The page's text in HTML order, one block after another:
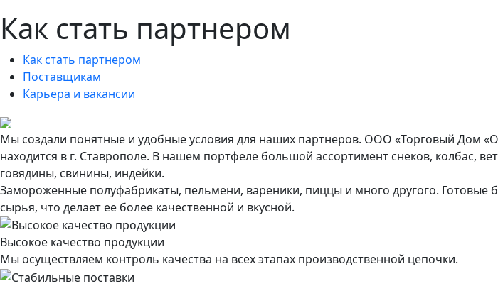
Как стать партнером
Как стать партнером
Поставщикам
Карьера и вакансии
Мы создали понятные и удобные условия для наших партнеров. ООО «Торговый Дом
находится в г. Ставрополе. В нашем портфеле большой ассортимент снеков, колбас,
говядины, свинины, индейки.
Замороженные полуфабрикаты, пельмени, вареники, пиццы и много другого. Готовые
сырья, что делает ее более качественной и вкусной.
Высокое качество продукции
Мы осуществляем контроль качества на всех этапах производственной цепочки.